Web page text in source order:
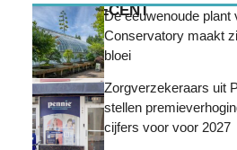
MEEST RECENTDe eeuwenoude plant
Conservatory maakt
bloei
Zorgverzekeraars uit
stellen
cijfers voor voor 2027